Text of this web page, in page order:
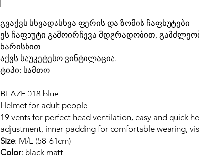
გვაქვს სხვადასხვა ფერის და ზომის ჩაფხუტები
ეს ჩაფხუტი გამოირჩევა მდგრადობით,
ხარისხით
აქვს საუკეტესო ვინტილაცია.
ტიპი: სამთო
BLAZE 018 blue
Helmet for adult people
19 vents for perfect head ventilation, easy and quick
adjustment, inner padding for comfortable wearing,
Size: M/L (58-61cm)
Color: black matt